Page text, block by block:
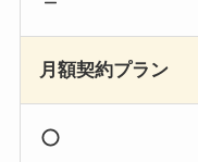
月額契約プラン